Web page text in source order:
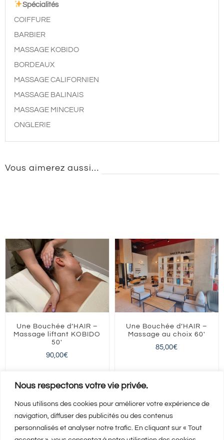
Nous respectons votre vie privée.
Nous utilisons des cookies pour améliorer votre expérience de
navigation, diffuser des publicités ou des contenus
personnalisés et analyser notre trafic. En cliquant sur « Tout
Spécialités
COIFFURE
BARBIER
MASSAGE KOBIDO
BORDEAUX
MASSAGE CALIFORNIEN
MASSAGE BALINAIS
MASSAGE MINCEUR
ONGLERIE
Vous aimerez aussi…
Une Bouchée d’HAIR –
Massage liftant KOBIDO
50′
90,00€
Ajouter au panier
Détails
Une Bouchée d’HAIR –
Massage au choix 60′
85,00€
Ajouter au panier
Détails